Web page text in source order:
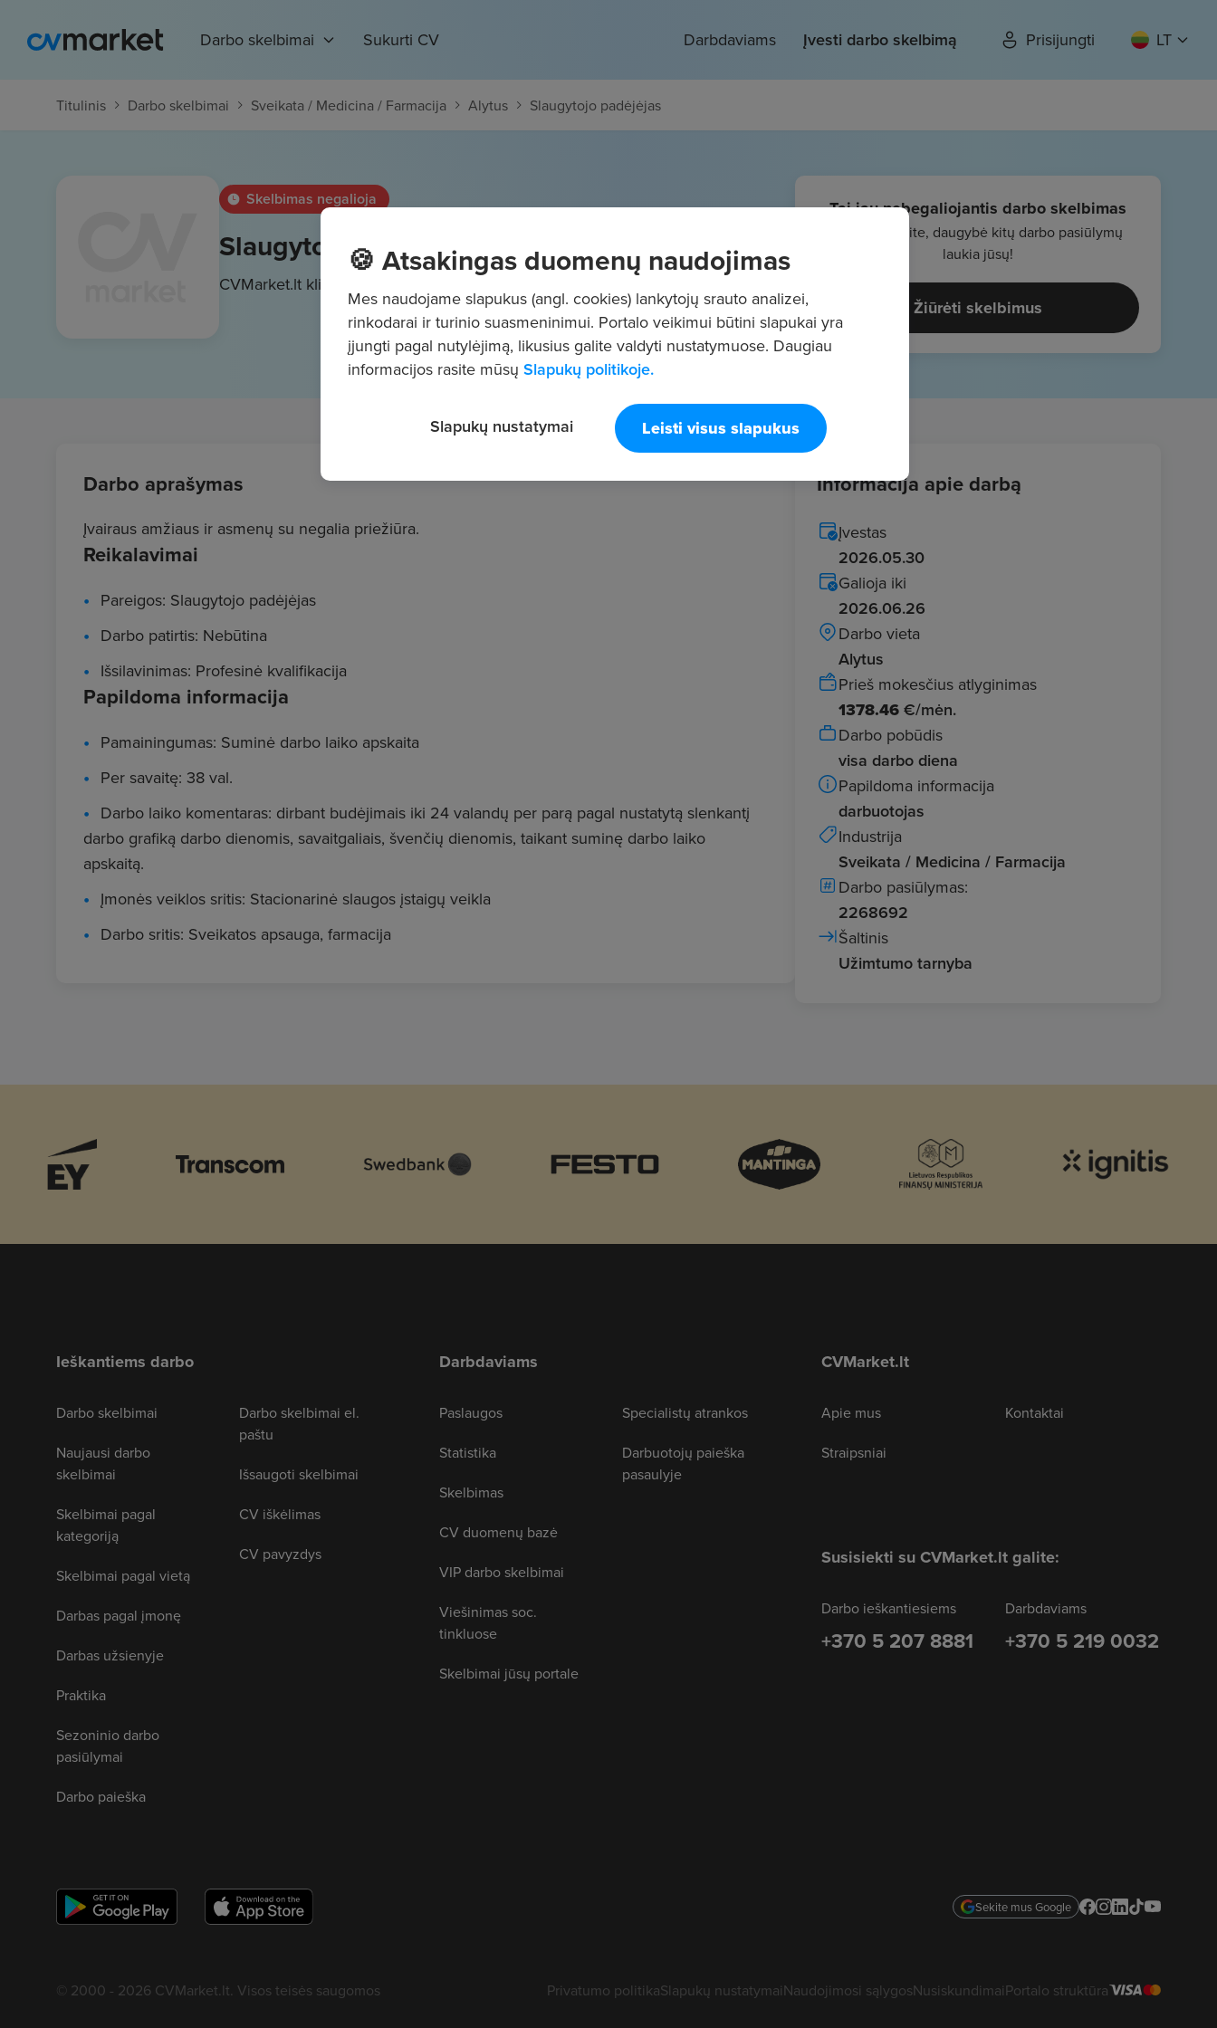
Darbo skelbimai Sukurti CV Darbdaviams Įvesti darbo skelbimą Prisijungti LT
Titulinis Darbo skelbimai Sveikata / Medicina / Farmacija Alytus Slaugytojo padėjėjas
Skelbimas negalioja
Slaugytojo padėjėjas
CVMarket.lt klientas
Tai jau nebegaliojantis darbo skelbimas
Nenusiminkite, daugybė kitų darbo pasiūlymų
laukia jūsų!
Žiūrėti skelbimus
Darbo aprašymas
Įvairaus amžiaus ir asmenų su negalia priežiūra.
Reikalavimai
Pareigos: Slaugytojo padėjėjas
Darbo patirtis: Nebūtina
Išsilavinimas: Profesinė kvalifikacija
Papildoma informacija
Pamainingumas: Suminė darbo laiko apskaita
Per savaitę: 38 val.
Darbo laiko komentaras: dirbant budėjimais iki 24 valandų per parą pagal nustatytą slenkantį
darbo grafiką darbo dienomis, savaitgaliais, švenčių dienomis, taikant suminę darbo laiko
apskaitą.
Įmonės veiklos sritis: Stacionarinė slaugos įstaigų veikla
Darbo sritis: Sveikatos apsauga, farmacija
Informacija apie darbą
Įvestas
2026.05.30
Galioja iki
2026.06.26
Darbo vieta
Alytus
Prieš mokesčius atlyginimas
1378.46 €/mėn.
Darbo pobūdis
visa darbo diena
Papildoma informacija
darbuotojas
Industrija
Sveikata / Medicina / Farmacija
Darbo pasiūlymas:
2268692
Šaltinis
Užimtumo tarnyba
Ieškantiems darbo
Darbo skelbimai
Naujausi darbo
skelbimai
Skelbimai pagal
kategoriją
Skelbimai pagal vietą
Darbas pagal įmonę
Darbas užsienyje
Praktika
Sezoninio darbo
pasiūlymai
Darbo paieška
Darbo skelbimai el.
paštu
Išsaugoti skelbimai
CV iškėlimas
CV pavyzdys
Darbdaviams
Paslaugos
Statistika
Skelbimas
CV duomenų bazė
VIP darbo skelbimai
Viešinimas soc.
tinkluose
Skelbimai jūsų portale
Specialistų atrankos
Darbuotojų paieška
pasaulyje
CVMarket.lt
Apie mus
Straipsniai
Kontaktai
Susisiekti su CVMarket.lt galite:
Darbo ieškantiesiems
+370 5 207 8881
Darbdaviams
+370 5 219 0032
Sekite mus Google
© 2000 - 2026 CVMarket.lt. Visos teisės saugomos Privatumo politikaSlapukų nustatymaiNaudojimosi sąlygosNusiskundimaiPortalo struktūra
🍪 Atsakingas duomenų naudojimas
Mes naudojame slapukus (angl. cookies) lankytojų srauto analizei,
rinkodarai ir turinio suasmeninimui. Portalo veikimui būtini slapukai yra
įjungti pagal nutylėjimą, likusius galite valdyti nustatymuose. Daugiau
informacijos rasite mūsų Slapukų politikoje.
Leisti visus slapukus
Slapukų nustatymai